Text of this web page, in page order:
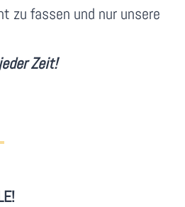
zu fassen und nur unsere
Zeit!